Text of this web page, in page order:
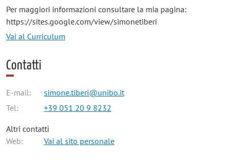
Per maggiori informazioni consultare la mia pagina:
https://sites.google.com/view/simonetiberi
Vai al Curriculum
Contatti
E-mail:
simone.tiberi@unibo.it
Tel:
+39 051 20 9 8232
Altri contatti
Web:
Vai al sito personale